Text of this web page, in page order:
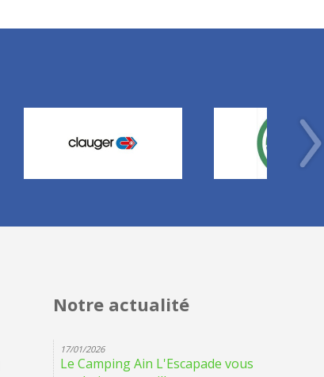
Notre actualité
17/01/2026
Le Camping Ain L'Escapade vous